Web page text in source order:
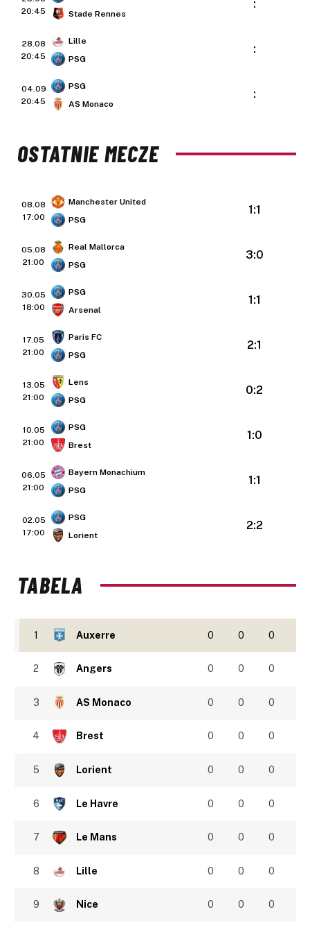
20:45
Stade Rennes
:
28.08
20:45
Lille
PSG
:
04.09
20:45
PSG
AS Monaco
:
OSTATNIE MECZE
08.08
17:00
Manchester United
PSG
1:1
05.08
21:00
Real Mallorca
PSG
3:0
30.05
18:00
PSG
Arsenal
1:1
17.05
21:00
Paris FC
PSG
2:1
13.05
21:00
Lens
PSG
0:2
10.05
21:00
PSG
Brest
1:0
06.05
21:00
Bayern Monachium
PSG
1:1
02.05
17:00
PSG
Lorient
2:2
TABELA
1 Auxerre 0 0 0
2 Angers 0 0 0
3 AS Monaco 0 0 0
4 Brest 0 0 0
5 Lorient 0 0 0
6 Le Havre 0 0 0
7 Le Mans 0 0 0
8 Lille 0 0 0
9 Nice 0 0 0